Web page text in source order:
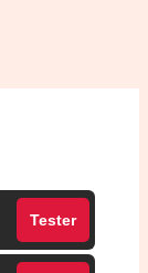
Tester